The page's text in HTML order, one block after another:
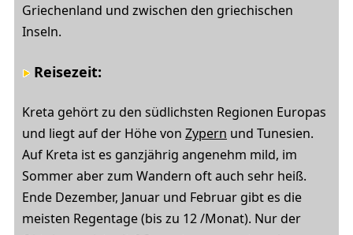
Griechenland und zwischen den griechischen
Inseln.
Reisezeit:
Kreta gehört zu den südlichsten Regionen Europas
und liegt auf der Höhe von Zypern und Tunesien.
Auf Kreta ist es ganzjährig angenehm mild, im
Sommer aber zum Wandern oft auch sehr heiß.
Ende Dezember, Januar und Februar gibt es die
meisten Regentage (bis zu 12 /Monat). Nur der